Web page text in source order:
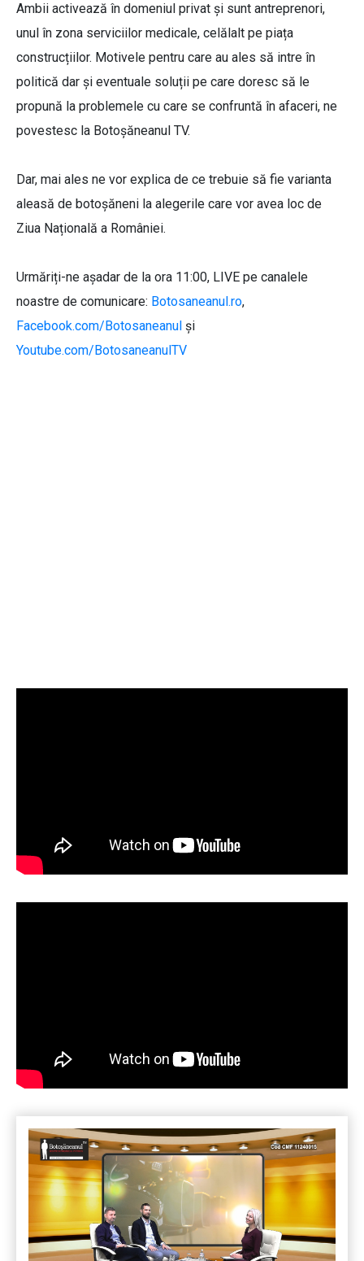
Ambii activează în domeniul privat și sunt antreprenori,
unul în zona serviciilor medicale, celălalt pe piața
construcțiilor. Motivele pentru care au ales să intre în
politică dar și eventuale soluții pe care doresc să le
propună la problemele cu care se confruntă în afaceri, ne
povestesc la Botoșăneanul TV.
Dar, mai ales ne vor explica de ce trebuie să fie varianta
aleasă de botoșăneni la alegerile care vor avea loc de
Ziua Națională a României.
Urmăriți-ne așadar de la ora 11:00, LIVE pe canalele
noastre de comunicare: Botosaneanul.ro,
Facebook.com/Botosaneanul și
Youtube.com/BotosaneanulTV